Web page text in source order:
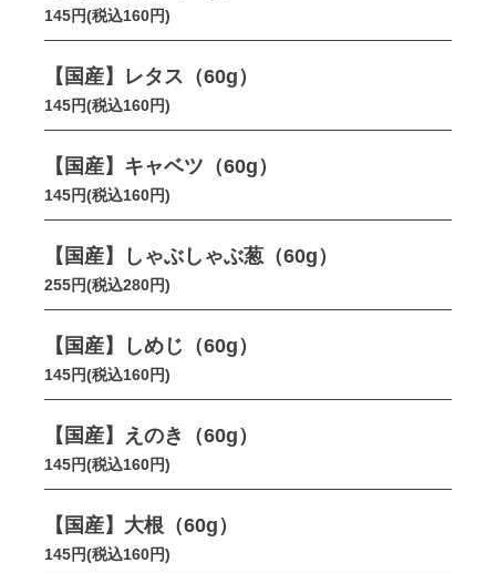
145円(税込160円)
【国産】レタス（60g）
145円(税込160円)
【国産】キャベツ（60g）
145円(税込160円)
【国産】しゃぶしゃぶ葱（60g）
255円(税込280円)
【国産】しめじ（60g）
145円(税込160円)
【国産】えのき（60g）
145円(税込160円)
【国産】大根（60g）
145円(税込160円)